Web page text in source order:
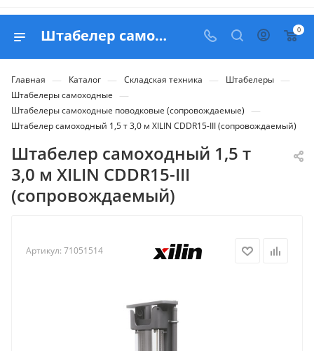
Штабелер самоходный 1,5 т 3,0 м XILIN CDDR15-III (сопровождаемый) - купить в Belapex 0
Главная — Каталог — Складская техника — Штабелеры —
Штабелеры самоходные —
Штабелеры самоходные поводковые (сопровождаемые) —
Штабелер самоходный 1,5 т 3,0 м XILIN CDDR15-III (сопровождаемый)
Штабелер самоходный 1,5 т
3,0 м XILIN CDDR15-III
(сопровождаемый)
Артикул: 71051514